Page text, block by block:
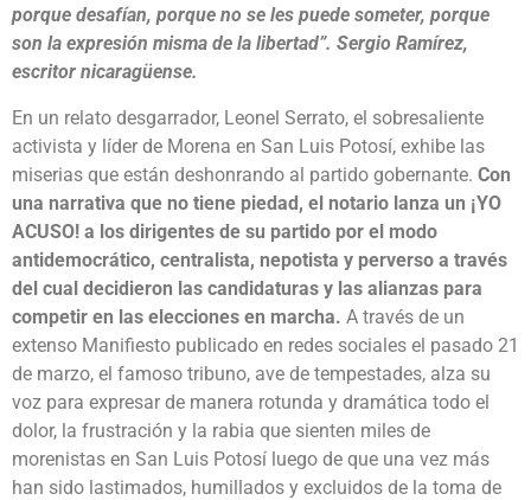
porque desafían, porque no se les puede someter, porque
son la expresión misma de la libertad”. Sergio Ramírez,
escritor nicaragüense.
En un relato desgarrador, Leonel Serrato, el sobresaliente
activista y líder de Morena en San Luis Potosí, exhibe las
miserias que están deshonrando al partido gobernante. Con
una narrativa que no tiene piedad, el notario lanza un ¡YO
ACUSO! a los dirigentes de su partido por el modo
antidemocrático, centralista, nepotista y perverso a través
del cual decidieron las candidaturas y las alianzas para
competir en las elecciones en marcha. A través de un
extenso Manifiesto publicado en redes sociales el pasado 21
de marzo, el famoso tribuno, ave de tempestades, alza su
voz para expresar de manera rotunda y dramática todo el
dolor, la frustración y la rabia que sienten miles de
morenistas en San Luis Potosí luego de que una vez más
han sido lastimados, humillados y excluidos de la toma de